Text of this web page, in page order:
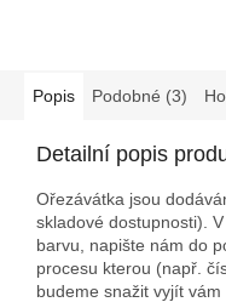
Popis Podobné (3)
Detailní popis
Ořezávátka jsou
skladové dostupnosti).
barvu, napište nám do
procesu kterou (např.
budeme snažit vyjít